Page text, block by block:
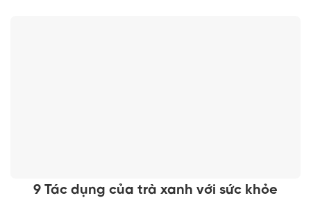
9 Tác dụng của trà xanh với sức khỏe